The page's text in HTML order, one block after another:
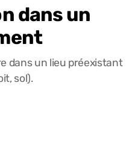
dans un
dans un lieu préexistant
sol).